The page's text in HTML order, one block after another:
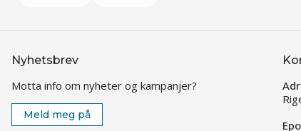
Nyhetsbrev
Motta info om nyheter og kampanjer?
Meld meg på